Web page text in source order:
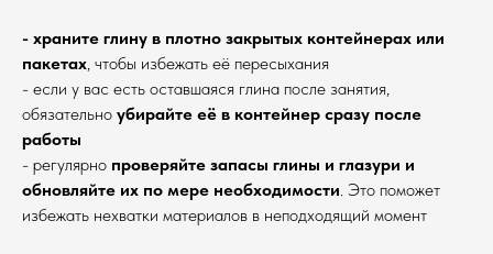
- храните глину в плотно закрытых контейнерах или
пакетах, чтобы избежать её пересыхания
- если у вас есть оставшаяся глина после занятия,
обязательно убирайте её в контейнер сразу после
работы
- регулярно проверяйте запасы глины и глазури и
обновляйте их по мере необходимости. Это поможет
избежать нехватки материалов в неподходящий момент